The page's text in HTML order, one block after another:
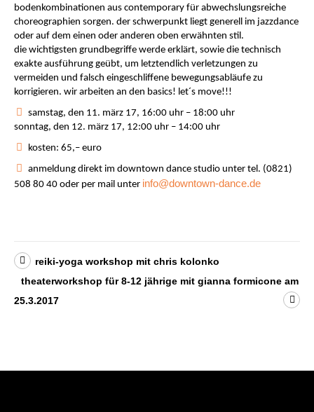
bodenkombinationen aus contemporary für abwechslungsreiche
choreographien sorgen. der schwerpunkt liegt generell im jazzdance
oder auf dem einen oder anderen oben erwähnten stil.
die wichtigsten grundbegriffe werde erklärt, sowie die technisch
exakte ausführung geübt, um letztendlich verletzungen zu
vermeiden und falsch eingeschliffene bewegungsabläufe zu
korrigieren. wir arbeiten an den basics! let´s move!!!
samstag, den 11. märz 17, 16:00 uhr – 18:00 uhr
sonntag, den 12. märz 17, 12:00 uhr – 14:00 uhr
kosten: 65,– euro
anmeldung direkt im downtown dance studio unter tel. (0821)
508 80 40 oder per mail unter info@downtown-dance.de
reiki-yoga workshop mit chris kolonko
theaterworkshop für 8-12 jährige mit gianna formicone am
25.3.2017